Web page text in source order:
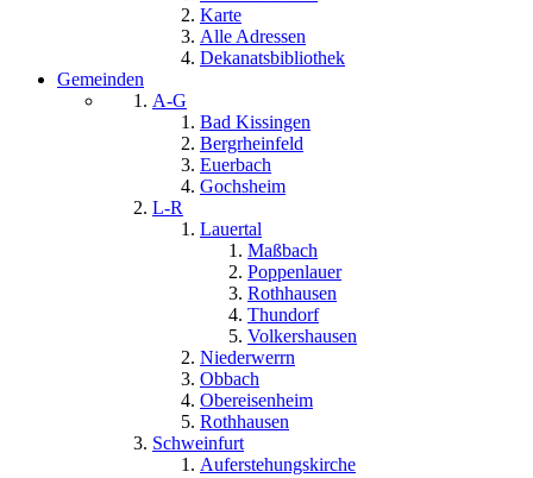
Karte
Alle Adressen
Dekanatsbibliothek
Gemeinden
A-G
Bad Kissingen
Bergrheinfeld
Euerbach
Gochsheim
L-R
Lauertal
Maßbach
Poppenlauer
Rothhausen
Thundorf
Volkershausen
Niederwerrn
Obbach
Obereisenheim
Rothhausen
Schweinfurt
Auferstehungskirche